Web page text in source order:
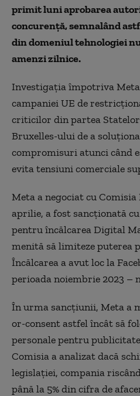
primit luni aprobarea
concurenţă, semnalând
din domeniul tehnologiei
amenzi zilnice.
Investigaţia împotriva
campaniei UE de
criticilor din partea
Bruxelles-ului de a
compromisuri atunci când
evita tensiuni comerciale
Meta a negociat cu Comisia
aprilie, a fost sancţionată
pentru încălcarea Digital
menită să limiteze puterea
Încălcarea a avut loc la
perioada noiembrie 2023 –
În urma sancţiunii, Meta a
or-consent astfel încât să
personale pentru
Comisia a analizat dacă
legislaţiei, compania
până la 5% din cifra de